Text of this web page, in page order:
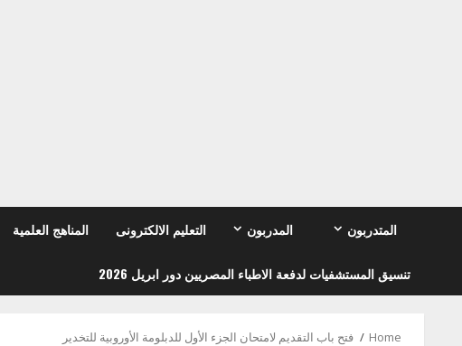
المتدربون المدربون التعليم الالكترونى المناهج العلمية
تنسيق المستشفيات لدفعة الاطباء المصريين دور ابريل 2026
Home فتح باب التقديم لامتحان الجزء الأول للدبلومة الأوروبية للتخدير